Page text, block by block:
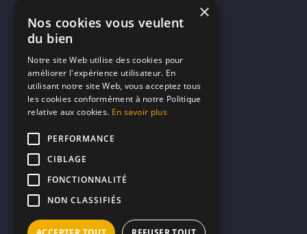
1001 DJ
10h01
MP2
Contacts
11 rue Maurice Grandcoing
94200 Ivry-sur-Seine
×
Nos cookies vous veulent
du bien
Notre site Web utilise des cookies pour
améliorer l'expérience utilisateur. En
utilisant notre site Web, vous acceptez tous
les cookies conformément à notre Politique
relative aux cookies. En savoir plus
PERFORMANCE
CIBLAGE
FONCTIONNALITÉ
NON CLASSIFIÉS